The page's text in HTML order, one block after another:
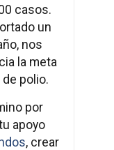
casos.
un
nos
la meta
polio.
por
apoyo
, crear